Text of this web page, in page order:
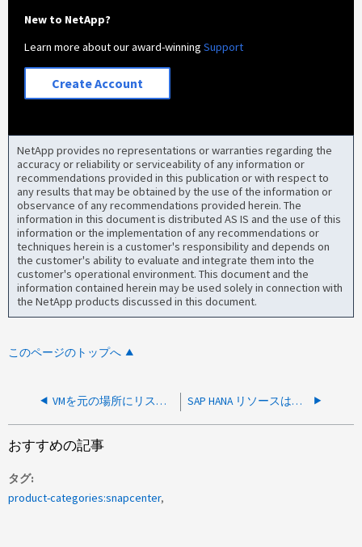
New to NetApp?
Learn more about our award-winningSupport
Create Account
NetApp provides no representations or warranties regarding the
accuracy or reliability or serviceability of any information or
recommendations provided in this publication or with respect to
any results that may be obtained by the use of the information or
observance of any recommendations provided herein. The
information in this document is distributed AS IS and the use of this
information or the implementation of any recommendations or
techniques herein is a customer's responsibility and depends on
the customer's ability to evaluate and integrate them into the
customer's operational environment. This document and the
information contained herein may be used solely in connection with
the NetApp products discussed in this document.
このページのトップへ
VMを元の場所にリストアすると「VM not found」というメッセージが表示されて失敗する SAP HANA リソースは削除対象としてマークされているため、設定できません
おすすめの記事
タグ
product-categories:snapcenter